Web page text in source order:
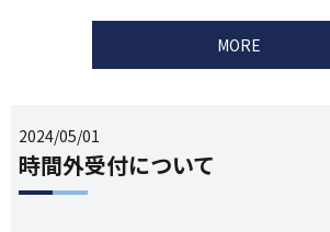
MORE
2024/05/01
時間外受付について